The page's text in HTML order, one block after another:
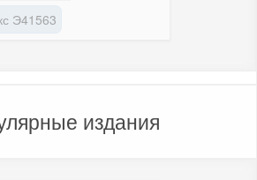
Э41563
издания